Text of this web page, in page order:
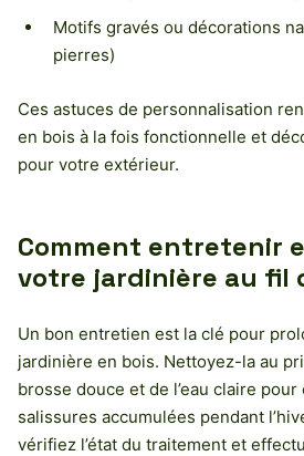
Motifs gravés ou décorations
pierres)
Ces astuces de personnalisation
en bois à la fois fonctionnelle et
pour votre extérieur.
Comment entretenir
votre jardinière au fil
Un bon entretien est la clé pour
jardinière en bois. Nettoyez-la au
brosse douce et de l’eau claire
salissures accumulées pendant
vérifiez l’état du traitement et